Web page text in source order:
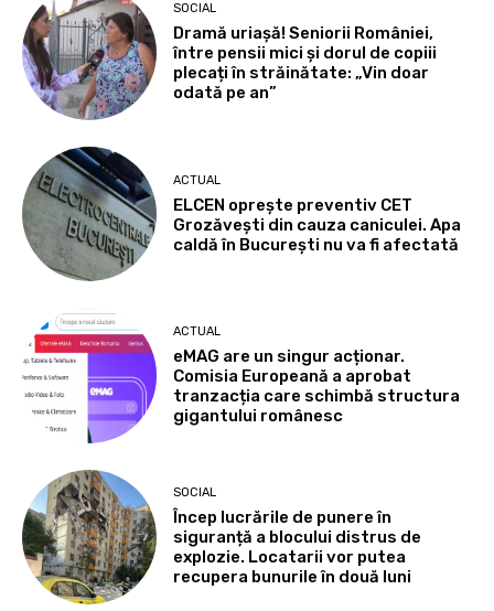
SOCIAL
Dramă uriașă! Seniorii României,
între pensii mici și dorul de copiii
plecați în străinătate: „Vin doar
odată pe an”
ACTUAL
ELCEN oprește preventiv CET
Grozăvești din cauza caniculei. Apa
caldă în București nu va fi afectată
ACTUAL
eMAG are un singur acționar.
Comisia Europeană a aprobat
tranzacția care schimbă structura
gigantului românesc
SOCIAL
Încep lucrările de punere în
siguranță a blocului distrus de
explozie. Locatarii vor putea
recupera bunurile în două luni